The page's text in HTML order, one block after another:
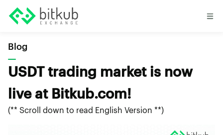
Blog
USDT trading market is now
live at Bitkub.com!
(** Scroll down to read English Version **)